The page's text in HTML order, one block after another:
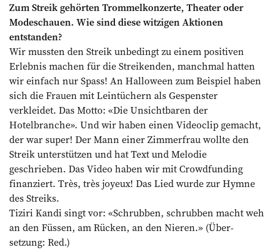
Zum Streik gehörten Trommelkonzerte, Theater oder
Modeschauen. Wie sind diese witzigen Aktionen
entstanden?
Wir mussten den Streik unbedingt zu einem positiven
Erlebnis machen für die Streikenden, manchmal hatten
wir einfach nur Spass! An Halloween zum Beispiel haben
sich die Frauen mit Leintüchern als Gespenster
verkleidet. Das Motto: «Die Unsichtbaren der
Hotelbranche». Und wir haben einen Videoclip gemacht,
der war super! Der Mann einer Zimmerfrau wollte den
Streik unterstützen und hat Text und Melodie
geschrieben. Das Video haben wir mit Crowdfunding
finanziert. Très, très joyeux! Das Lied wurde zur Hymne
des Streiks.
Tiziri Kandi singt vor: «Schrubben, schrubben macht weh
an den Füssen, am Rücken, an den Nieren.» (Über­
setzung: Red.)